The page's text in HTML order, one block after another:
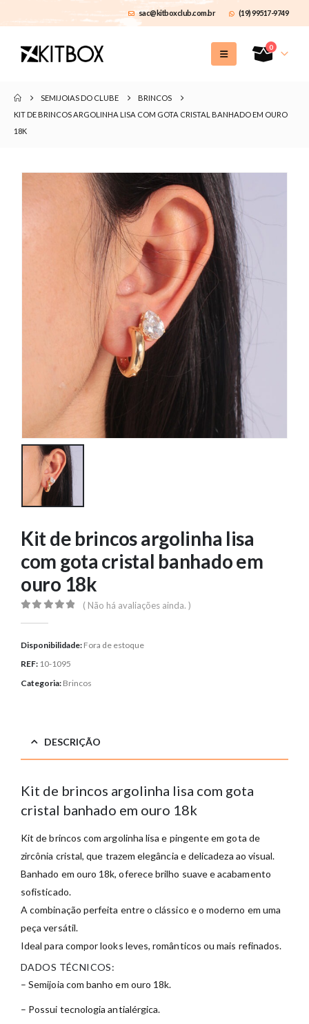
sac@kitboxclub.com.br (19) 99517-9749
0
SEMIJOIAS DO CLUBE
BRINCOS
KIT DE BRINCOS ARGOLINHA LISA COM GOTA CRISTAL BANHADO EM OURO
18K
Kit de brincos argolinha lisa
com gota cristal banhado em
ouro 18k
( Não há avaliações ainda. )
Disponibilidade: Fora de estoque
REF: 10-1095
Categoria: Brincos
DESCRIÇÃO
Kit de brincos argolinha lisa com gota
cristal banhado em ouro 18k
Kit de brincos com argolinha lisa e pingente em gota de
zircônia cristal, que trazem elegância e delicadeza ao visual.
Banhado em ouro 18k, oferece brilho suave e acabamento
sofisticado.
A combinação perfeita entre o clássico e o moderno em uma
peça versátil.
Ideal para compor looks leves, românticos ou mais refinados.
DADOS TÉCNICOS:
– Semijoia com banho em ouro 18k.
– Possui tecnologia antialérgica.